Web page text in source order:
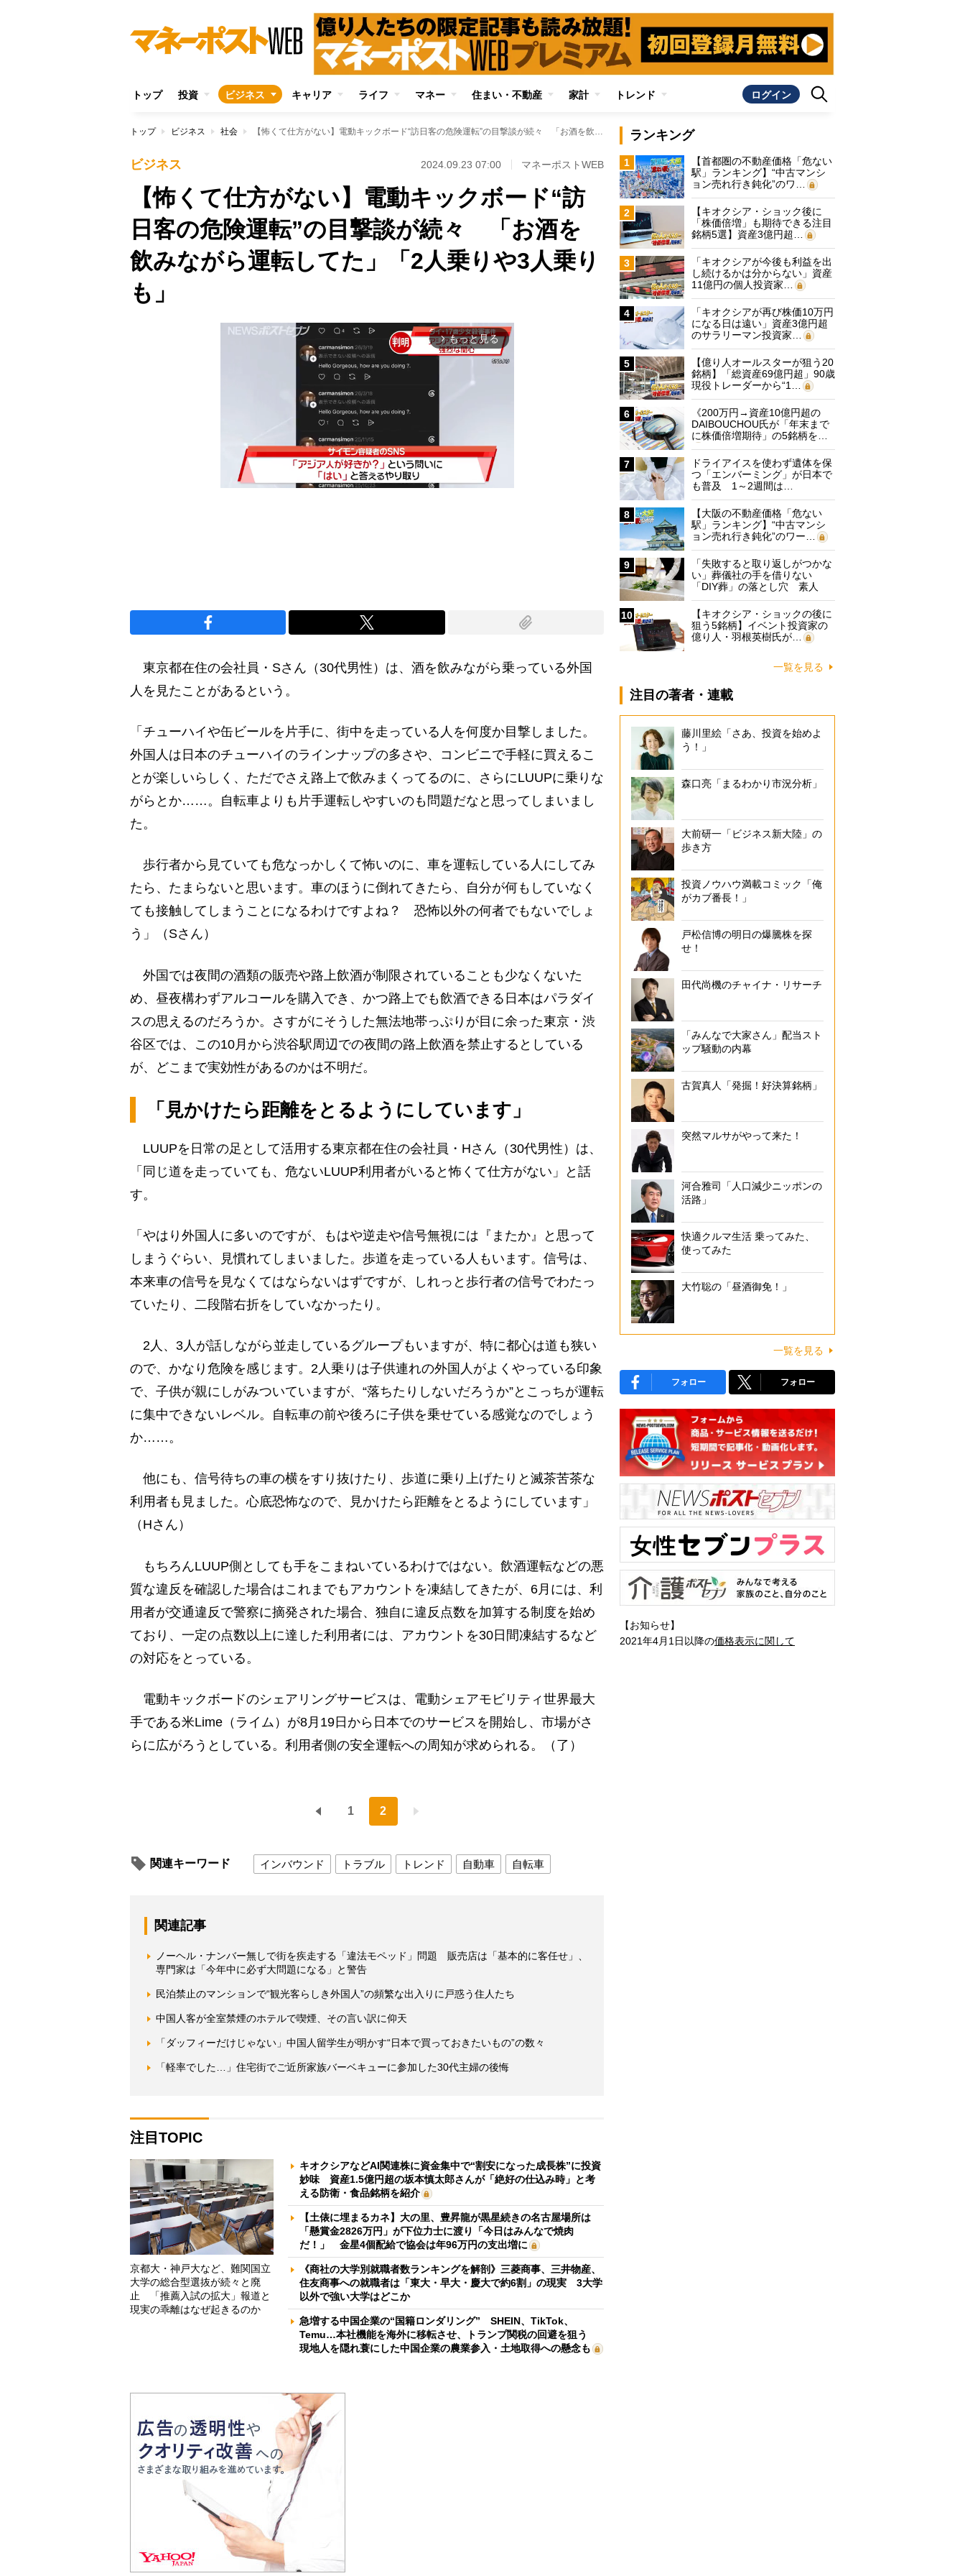
トップ 投資 ビジネス キャリア ライフ マネー 住まい・不動産 家計 トレンド ログイン
トップ ビジネス 社会 【怖くて仕方がない】電動キックボード“訪日客の危険運転”の目撃談が続々 「お酒を飲みながら運転してた」「2人乗りや3人乗りも」
ビジネス 2024.09.23 07:00 マネーポストWEB
【怖くて仕方がない】電動キックボード“訪
日客の危険運転”の目撃談が続々 「お酒を
飲みながら運転してた」「2人乗りや3人乗り
も」
arrow_forward_ios もっと見る
東京都在住の会社員・Sさん（30代男性）は、酒を飲みながら乗っている外国
人を見たことがあるという。
「チューハイや缶ビールを片手に、街中を走っている人を何度か目撃しました。
外国人は日本のチューハイのラインナップの多さや、コンビニで手軽に買えるこ
とが楽しいらしく、ただでさえ路上で飲みまくってるのに、さらにLUUPに乗りな
がらとか……。自転車よりも片手運転しやすいのも問題だなと思ってしまいまし
た。
歩行者から見ていても危なっかしくて怖いのに、車を運転している人にしてみ
たら、たまらないと思います。車のほうに倒れてきたら、自分が何もしていなく
ても接触してしまうことになるわけですよね？ 恐怖以外の何者でもないでしょ
う」（Sさん）
外国では夜間の酒類の販売や路上飲酒が制限されていることも少なくないた
め、昼夜構わずアルコールを購入でき、かつ路上でも飲酒できる日本はパラダイ
スの思えるのだろうか。さすがにそうした無法地帯っぷりが目に余った東京・渋
谷区では、この10月から渋谷駅周辺での夜間の路上飲酒を禁止するとしている
が、どこまで実効性があるのかは不明だ。
「見かけたら距離をとるようにしています」
LUUPを日常の足として活用する東京都在住の会社員・Hさん（30代男性）は、
「同じ道を走っていても、危ないLUUP利用者がいると怖くて仕方がない」と話
す。
「やはり外国人に多いのですが、もはや逆走や信号無視には『またか』と思って
しまうぐらい、見慣れてしまいました。歩道を走っている人もいます。信号は、
本来車の信号を見なくてはならないはずですが、しれっと歩行者の信号でわたっ
ていたり、二段階右折をしていなかったり。
2人、3人が話しながら並走しているグループもいますが、特に都心は道も狭い
ので、かなり危険を感じます。2人乗りは子供連れの外国人がよくやっている印象
で、子供が親にしがみついていますが、“落ちたりしないだろうか”とこっちが運転
に集中できないレベル。自転車の前や後ろに子供を乗せている感覚なのでしょう
か……。
他にも、信号待ちの車の横をすり抜けたり、歩道に乗り上げたりと滅茶苦茶な
利用者も見ました。心底恐怖なので、見かけたら距離をとるようにしています」
（Hさん）
もちろんLUUP側としても手をこまねいているわけではない。飲酒運転などの悪
質な違反を確認した場合はこれまでもアカウントを凍結してきたが、6月には、利
用者が交通違反で警察に摘発された場合、独自に違反点数を加算する制度を始め
ており、一定の点数以上に達した利用者には、アカウントを30日間凍結するなど
の対応をとっている。
電動キックボードのシェアリングサービスは、電動シェアモビリティ世界最大
手である米Lime（ライム）が8月19日から日本でのサービスを開始し、市場がさ
らに広がろうとしている。利用者側の安全運転への周知が求められる。（了）
1 2
関連キーワード インバウンド トラブル トレンド 自動車 自転車
関連記事
ノーヘル・ナンバー無しで街を疾走する「違法モペッド」問題 販売店は「基本的に客任せ」、
専門家は「今年中に必ず大問題になる」と警告
民泊禁止のマンションで“観光客らしき外国人”の頻繁な出入りに戸惑う住人たち
中国人客が全室禁煙のホテルで喫煙、その言い訳に仰天
「ダッフィーだけじゃない」中国人留学生が明かす“日本で買っておきたいもの”の数々
「軽率でした…」住宅街でご近所家族バーベキューに参加した30代主婦の後悔
注目TOPIC
京都大・神戸大など、難関国立
大学の総合型選抜が続々と廃
止 「推薦入試の拡大」報道と
現実の乖離はなぜ起きるのか
キオクシアなどAI関連株に資金集中で“割安になった成長株”に投資
妙味 資産1.5億円超の坂本慎太郎さんが「絶好の仕込み時」と考
える防衛・食品銘柄を紹介
【土俵に埋まるカネ】大の里、豊昇龍が黒星続きの名古屋場所は
「懸賞金2826万円」が下位力士に渡り「今日はみんなで焼肉
だ！」 金星4個配給で協会は年96万円の支出増に
《商社の大学別就職者数ランキングを解剖》三菱商事、三井物産、
住友商事への就職者は「東大・早大・慶大で約6割」の現実 3大学
以外で強い大学はどこか
急増する中国企業の“国籍ロンダリング” SHEIN、TikTok、
Temu…本社機能を海外に移転させ、トランプ関税の回避を狙う
現地人を隠れ蓑にした中国企業の農業参入・土地取得への懸念も
ランキング
1
【首都圏の不動産価格「危ない
駅」ランキング】“中古マンシ
ョン売れ行き鈍化”のワ…
2
【キオクシア・ショック後に
「株価倍増」も期待できる注目
銘柄5選】資産3億円超…
3
「キオクシアが今後も利益を出
し続けるかは分からない」資産
11億円の個人投資家…
4
「キオクシアが再び株価10万円
になる日は遠い」資産3億円超
のサラリーマン投資家…
5
【億り人オールスターが狙う20
銘柄】「総資産69億円超」90歳
現役トレーダーから“1…
6
《200万円→資産10億円超の
DAIBOUCHOU氏が「年末まで
に株価倍増期待」の5銘柄を…
7
ドライアイスを使わず遺体を保
つ「エンバーミング」が日本で
も普及 1～2週間は…
8
【大阪の不動産価格「危ない
駅」ランキング】“中古マンシ
ョン売れ行き鈍化”のワー…
9
「失敗すると取り返しがつかな
い」葬儀社の手を借りない
「DIY葬」の落とし穴 素人
に…
10
【キオクシア・ショックの後に
狙う5銘柄】イベント投資家の
億り人・羽根英樹氏が…
一覧を見る
注目の著者・連載
藤川里絵「さあ、投資を始めよ
う！」
森口亮「まるわかり市況分析」
大前研一「ビジネス新大陸」の
歩き方
投資ノウハウ満載コミック「俺
がカブ番長！」
戸松信博の明日の爆騰株を探
せ！
田代尚機のチャイナ・リサーチ
「みんなで大家さん」配当スト
ップ騒動の内幕
古賀真人「発掘！好決算銘柄」
突然マルサがやって来た！
河合雅司「人口減少ニッポンの
活路」
快適クルマ生活 乗ってみた、
使ってみた
大竹聡の「昼酒御免！」
一覧を見る
フォロー フォロー
【お知らせ】
2021年4月1日以降の価格表示に関して